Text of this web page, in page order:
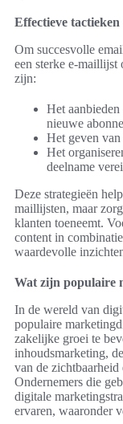
Effectieve
Om succesvolle
een sterke e-maillijst
zijn:
Het
nieuwe
Het geven
Het
deelname
Deze strategieën
maillijsten, maar
klanten toeneemt.
content in
waardevolle
Wat zijn populaire
In de wereld van
populaire
zakelijke groei te
inhoudsmarketing,
van de
Ondernemers die
digitale
ervaren, waaronder